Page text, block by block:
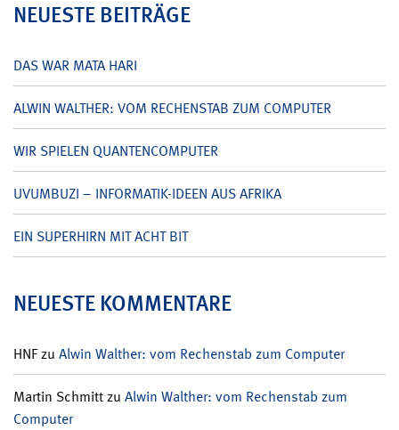
NEUESTE BEITRÄGE
DAS WAR MATA HARI
ALWIN WALTHER: VOM RECHENSTAB ZUM COMPUTER
WIR SPIELEN QUANTENCOMPUTER
UVUMBUZI – INFORMATIK-IDEEN AUS AFRIKA
EIN SUPERHIRN MIT ACHT BIT
NEUESTE KOMMENTARE
HNFzu Alwin Walther: vom Rechenstab zum Computer
Martin Schmittzu Alwin Walther: vom Rechenstab zum
Computer